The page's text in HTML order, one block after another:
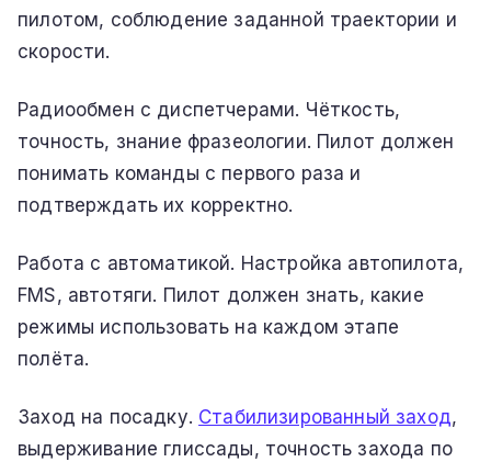
пилотом, соблюдение заданной траектории и
скорости.
Радиообмен с диспетчерами. Чёткость,
точность, знание фразеологии. Пилот должен
понимать команды с первого раза и
подтверждать их корректно.
Работа с автоматикой. Настройка автопилота,
FMS, автотяги. Пилот должен знать, какие
режимы использовать на каждом этапе
полёта.
Заход на посадку. Стабилизированный заход,
выдерживание глиссады, точность захода по